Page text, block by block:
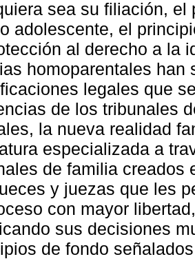
sea su filiación,
adolescente, el
al derecho a la
homoparentales han
legales que
de los tribunales
la nueva realidad
especializada a
de familia creados
y juezas que les
con mayor
sus decisiones
de fondo